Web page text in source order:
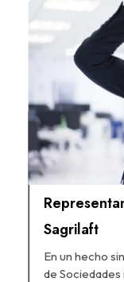
Sagrilaft
En un hecho
de